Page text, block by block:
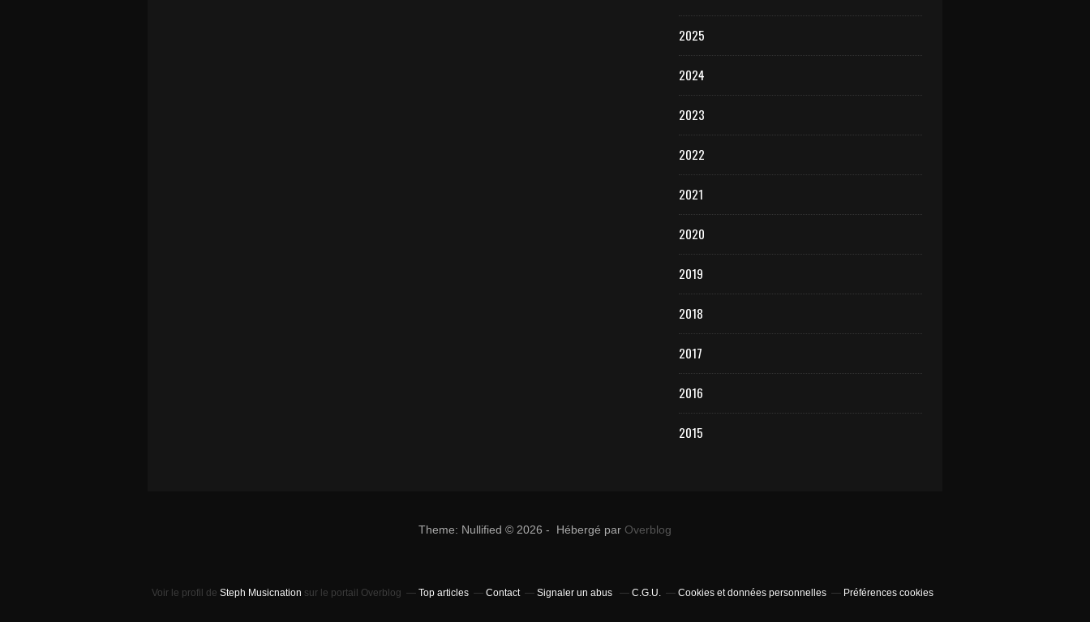
2025
2024
2023
2022
2021
2020
2019
2018
2017
2016
2015
Theme: Nullified © 2026 - Hébergé par Overblog
Voir le profil de Steph Musicnation sur le portail Overblog Top articles Contact Signaler un abus C.G.U. Cookies et données personnelles Préférences cookies